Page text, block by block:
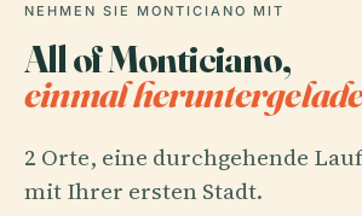
NEHMEN SIE MONTICIANO MIT
All of Monticiano,
einmal
2 Orte, eine durchgehende
mit Ihrer ersten Stadt.